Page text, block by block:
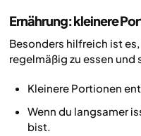
Ernährung: kleinere
Besonders hilfreich ist
regelmäßig zu essen und
Kleinere Portionen
Wenn du langsamer
bist.